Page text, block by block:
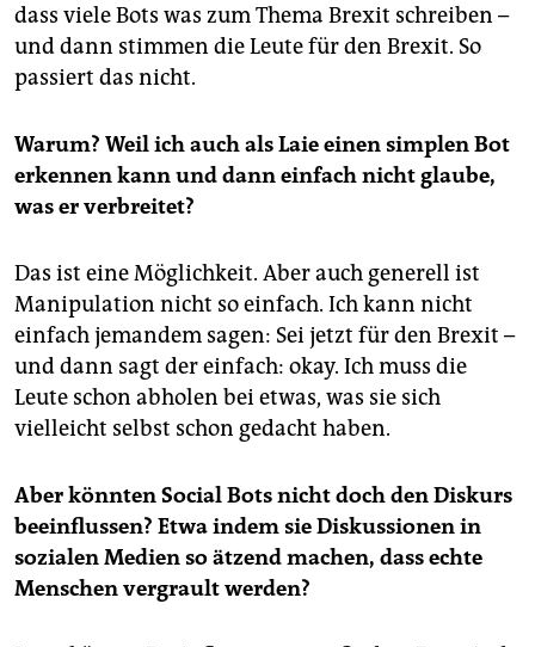
dass viele Bots was zum Thema Brexit schreiben –
und dann stimmen die Leute für den Brexit. So
passiert das nicht.
Warum? Weil ich auch als Laie einen simplen Bot
erkennen kann und dann einfach nicht glaube,
was er verbreitet?
Das ist eine Möglichkeit. Aber auch generell ist
Manipulation nicht so einfach. Ich kann nicht
einfach jemandem sagen: Sei jetzt für den Brexit –
und dann sagt der einfach: okay. Ich muss die
Leute schon abholen bei etwas, was sie sich
vielleicht selbst schon gedacht haben.
Aber könnten Social Bots nicht doch den Diskurs
beeinflussen? Etwa indem sie Diskussionen in
sozialen Medien so ätzend machen, dass echte
Menschen vergrault werden?